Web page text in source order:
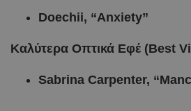
Doechii, “Anxiety”
Καλύτερα Οπτικά Εφέ (Best
Sabrina Carpenter,